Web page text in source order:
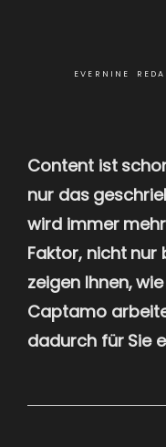
EVERNINE
Content ist
nur das
wird immer
Faktor, nicht nur
zeigen Ihnen,
Captamo
dadurch für Sie